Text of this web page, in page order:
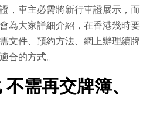
，車主必需將新行車證展示，而
為大家詳細介紹，在香港幾時要
文件、預約方法、網上辦理續牌
合的方式。
需再交牌簿、